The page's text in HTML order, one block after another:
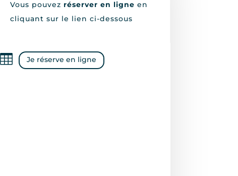
Vous pouvez réserver en ligne en
cliquant sur le lien ci-dessous
Je réserve en ligne
